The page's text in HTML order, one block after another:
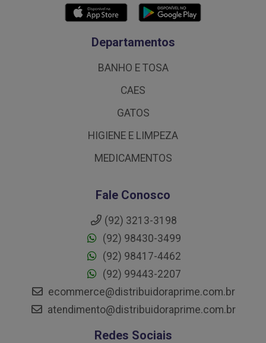
Departamentos
BANHO E TOSA
CAES
GATOS
HIGIENE E LIMPEZA
MEDICAMENTOS
Fale Conosco
(92) 3213-3198
(92) 98430-3499
(92) 98417-4462
(92) 99443-2207
ecommerce@distribuidoraprime.com.br
atendimento@distribuidoraprime.com.br
Redes Sociais